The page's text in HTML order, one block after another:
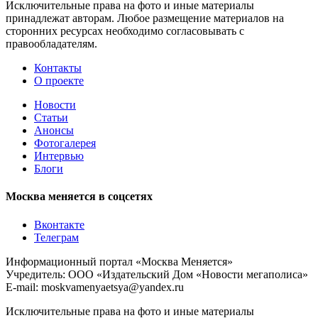
Исключительные права на фото и иные материалы
принадлежат авторам. Любое размещение материалов на
сторонних ресурсах необходимо согласовывать с
правообладателям.
Контакты
О проекте
Новости
Статьи
Анонсы
Фотогалерея
Интервью
Блоги
Москва меняется в соцсетях
Вконтакте
Телеграм
Информационный портал «Москва Меняется»
Учредитель: ООО «Издательский Дом «Новости мегаполиса»
E-mail: moskvamenyaetsya@yandex.ru
Исключительные права на фото и иные материалы